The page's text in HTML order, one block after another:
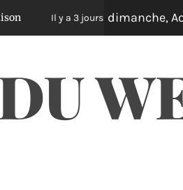
y a 3 jours Assurance auto pro :
dimanche,